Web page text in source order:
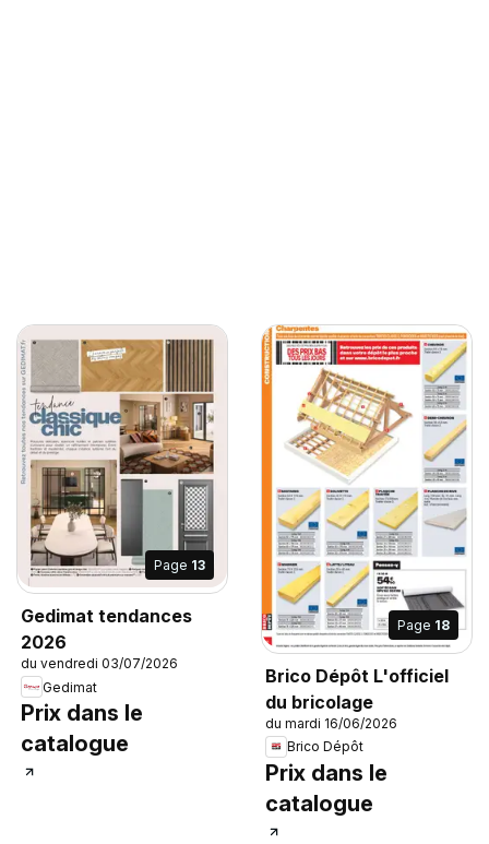
Page 13
Gedimat tendances
2026
du vendredi 03/07/2026
Gedimat
Prix dans le
catalogue
Page 18
Brico Dépôt L'officiel
du bricolage
du mardi 16/06/2026
Brico Dépôt
Prix dans le
catalogue